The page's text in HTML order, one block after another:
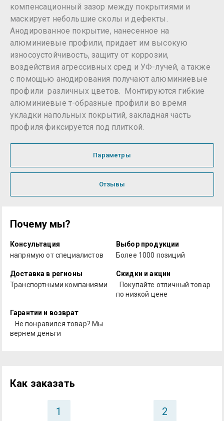
компенсационный зазор между покрытиями и
маскирует небольшие сколы и дефекты.
Анодированное покрытие, нанесенное на
алюминиевые профили, придает им высокую
износоустойчивость, защиту от коррозии,
воздействия агрессивных сред и УФ-лучей, а также
с помощью анодирования получают алюминиевые
профили различных цветов. Монтируются гибкие
алюминиевые т-образные профили во время
укладки напольных покрытий, закладная часть
профиля фиксируется под плиткой.
Параметры
Отзывы
Почему мы?
Консультация
напрямую от специалистов
Выбор продукции
Более 1000 позиций
Доставка в регионы
Транспортными компаниями
Скидки и акции
Покупайте отличный товар
по низкой цене
Гарантии и возврат
Не понравился товар? Мы
вернем деньги
Как заказать
1 2